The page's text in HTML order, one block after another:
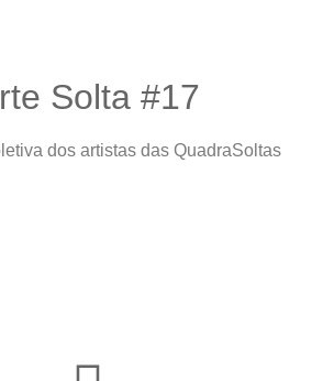
Solta #17
dos artistas das QuadraSoltas